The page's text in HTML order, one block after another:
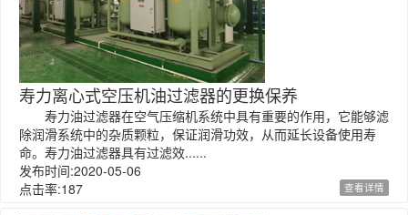
寿力离心式空压机油过滤器的更换保养
寿力油过滤器在空气压缩机系统中具有重要的作用，它能够滤
除润滑系统中的杂质颗粒，保证润滑功效，从而延长设备使用寿
命。寿力油过滤器具有过滤效......
发布时间:2020-05-06
点击率:187
查看详情